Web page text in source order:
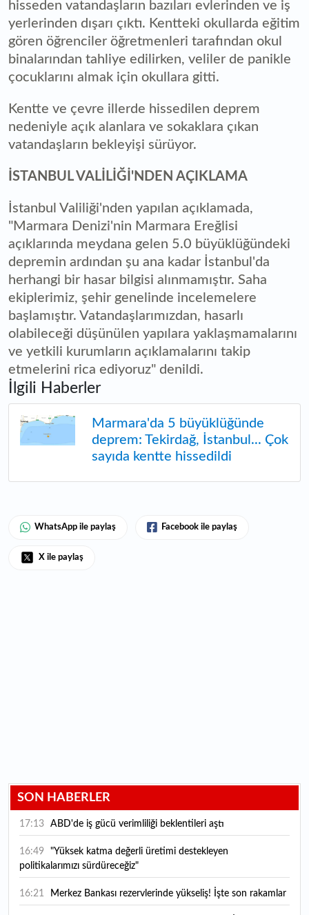
hisseden vatandaşların bazıları evlerinden ve iş
yerlerinden dışarı çıktı. Kentteki okullarda eğitim
gören öğrenciler öğretmenleri tarafından okul
binalarından tahliye edilirken, veliler de panikle
çocuklarını almak için okullara gitti.
Kentte ve çevre illerde hissedilen deprem
nedeniyle açık alanlara ve sokaklara çıkan
vatandaşların bekleyişi sürüyor.
İSTANBUL VALİLİĞİ'NDEN AÇIKLAMA
İstanbul Valiliği'nden yapılan açıklamada,
"Marmara Denizi'nin Marmara Ereğlisi
açıklarında meydana gelen 5.0 büyüklüğündeki
depremin ardından şu ana kadar İstanbul'da
herhangi bir hasar bilgisi alınmamıştır. Saha
ekiplerimiz, şehir genelinde incelemelere
başlamıştır. Vatandaşlarımızdan, hasarlı
olabileceği düşünülen yapılara yaklaşmamalarını
ve yetkili kurumların açıklamalarını takip
etmelerini rica ediyoruz" denildi.
İlgili Haberler
Marmara'da 5 büyüklüğünde
deprem: Tekirdağ, İstanbul... Çok
sayıda kentte hissedildi
WhatsApp ile paylaş Facebook ile paylaş
X ile paylaş
SON HABERLER
17:13 ABD'de iş gücü verimliliği beklentileri aştı
16:49
politikalarımızı sürdüreceğiz"
16:21 Merkez Bankası rezervlerinde yükseliş! İşte son rakamlar